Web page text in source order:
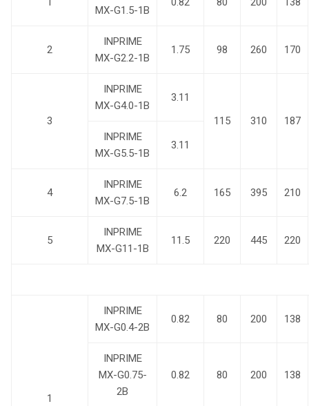
MX-G1.5-1B
2
INPRIME
MX-G2.2-1B
1.75 98 260 170
3
INPRIME
MX-G4.0-1B
3.11
115
310
187
INPRIME
MX-G5.5-1B
3.11
4
INPRIME
MX-G7.5-1B
6.2 165 395 210
5
INPRIME
MX-G11-1B
11.5 220 445 220
1
INPRIME
MX-G0.4-2B
0.82 80 200 138
INPRIME
MX-G0.75-
2B
0.82 80 200 138